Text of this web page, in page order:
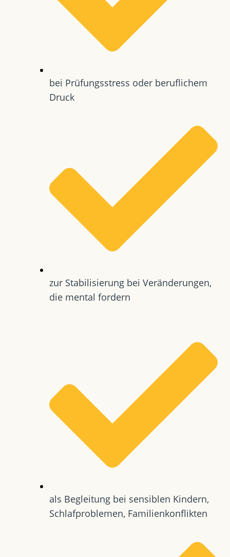
bei Prüfungsstress oder beruflichem
Druck
zur Stabilisierung bei Veränderungen,
die mental fordern
als Begleitung bei sensiblen Kindern,
Schlafproblemen, Familienkonflikten